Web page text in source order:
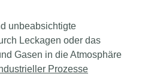
unbeabsichtigte
Leckagen oder das
Gasen in die Atmosphäre
Prozesse